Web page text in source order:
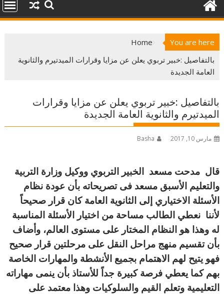
You are here
Home
بالتفاصيل :خبير تربوي يعلن عن مزايا وقرارات الميدتيرم والثانوية
العامة الجديدة
بالتفاصيل :خبير تربوي يعلن عن مزايا وقرارات
الميدتيرم والثانوية العامة الجديدة
مارس 10, 2017 Basha
قال مدحت مسعد الخبير التربوي ووكيل وزارة التربية
والتعليم الأسبق مسعد فى تصريحاته بأن عودة نظام
الأسئلة الاختياري إلى الثانوية العامة كان قرار صحيحاً
لأننا نعطي الطالب مساحة من اختيار الأسئلة المناسبة
له وهذا هو النظام المختار على مستوى العالم، وأضاف
بأن تقسيم منهج مراحل النقل على مرحلتين قرار صحيح
فهو يتيح لهم الاهتمام بجميع الأنشطة والمهارات الخاصة
بهم كما يعطي فرصة كبيرة جداً للأستاذ بأن ينمى مهاراته
التعليمية وتعلم القيم والسلوكيات وهذا معتمد على